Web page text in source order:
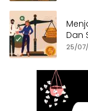
Dan
25/